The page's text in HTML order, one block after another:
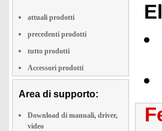
attuali prodotti
precedenti prodotti
tutto prodotti
Accessori prodotti
Area di supporto:
Download di manuali, driver,
video